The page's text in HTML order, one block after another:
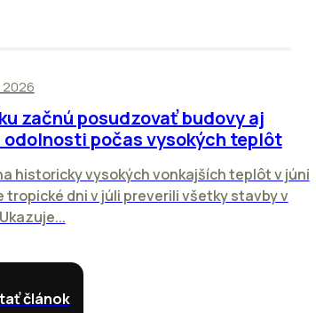
2026
začnú posudzovať budovy aj
počas vysokých teplôt
historicky vysokých vonkajších teplôt v júni
tropické dni v júli preverili všetky stavby v
článok